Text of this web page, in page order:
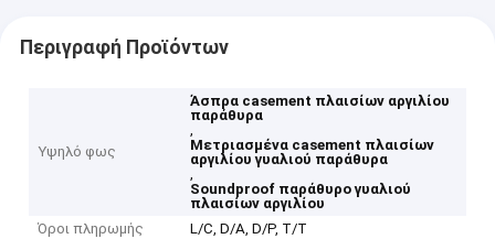
Περιγραφή Προϊόντων
Υψηλό φως
Άσπρα casement πλαισίων αργιλίου
παράθυρα
,
Μετριασμένα casement πλαισίων
αργιλίου γυαλιού παράθυρα
,
Soundproof παράθυρο γυαλιού
πλαισίων αργιλίου
Όροι πληρωμής
L/C, D/A, D/P, T/T